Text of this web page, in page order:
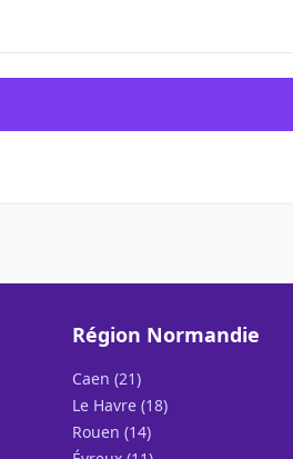
Région Normandie
Caen (21)
Le Havre (18)
Rouen (14)